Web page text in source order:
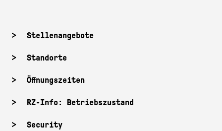
Stellenangebote
Standorte
Öffnungszeiten
RZ-Info: Betriebszustand
Security